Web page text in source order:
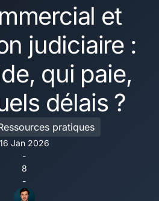
et
judiciaire :
qui paie,
délais ?
pratiques
16 Jan 2026
-
8
-